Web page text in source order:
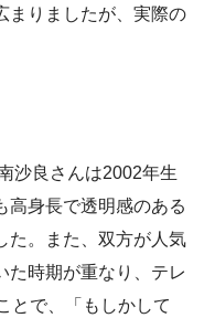
まりましたが、実際の
沙良さんは2002年生
高身長で透明感のある
た。また、双方が人気
た時期が重なり、テレ
とで、「もしかして